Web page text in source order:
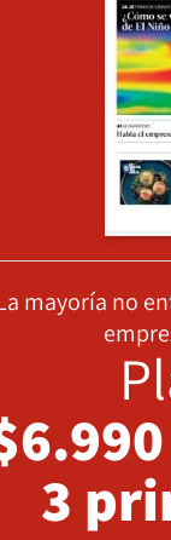
mayoría no
3